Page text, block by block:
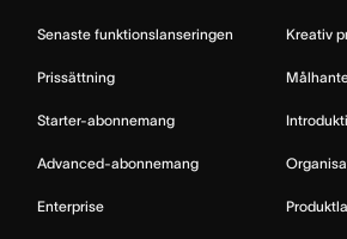
Senaste funktionslanseringen
Prissättning
Starter-abonnemang
Advanced-abonnemang
Enterprise
Kreativ